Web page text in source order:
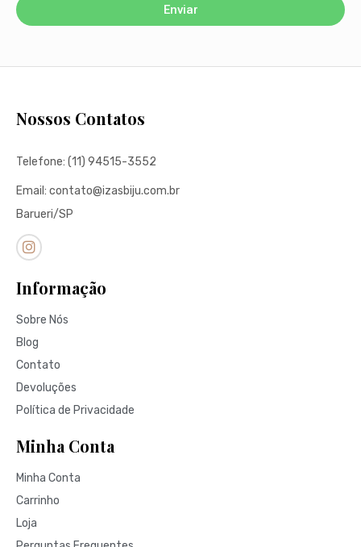
Enviar
Nossos Contatos
Telefone: (11) 94515-3552
Email: contato@izasbiju.com.br
Barueri/SP
Informação
Sobre Nós
Blog
Contato
Devoluções
Política de Privacidade
Minha Conta
Minha Conta
Carrinho
Loja